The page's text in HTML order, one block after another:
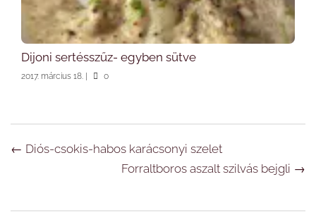
Dijoni sertésszűz- egyben sütve
2017. március 18. 0
Navigáció
← Diós-csokis-habos karácsonyi szelet
Forraltboros aszalt szilvás bejgli →